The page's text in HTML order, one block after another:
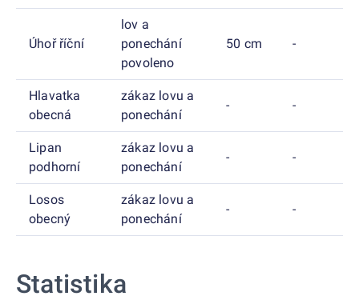
Úhoř říční
lov a
ponechání
povoleno
50 cm -
Hlavatka
obecná
zákaz lovu a
ponechání
- -
Lipan
podhorní
zákaz lovu a
ponechání
- -
Losos
obecný
zákaz lovu a
ponechání
- -
Statistika